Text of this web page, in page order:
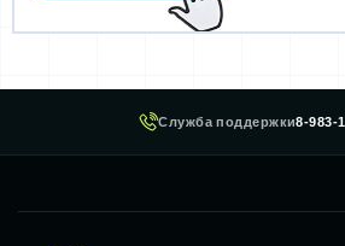
Служба поддержки8-983-